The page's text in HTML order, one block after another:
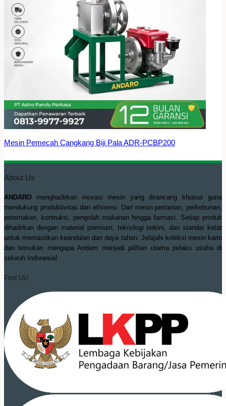
Mesin Pemecah Cangkang Biji Pala ADR-PCBP200
About Us
ANDARO menghadirkan inovasi mesin yang dirancang khusus guna
mendukung produktivitas dan efisiensi. Dari mesin pertanian, perkebunan,
peternakan, kontruksi, pengolah makanan hingga farmasi. Setiap produk
dihadirkan dengan material premium, teknologi terkini, dan standar ketat
untuk memastikan keandalan dan daya tahan. Jelajahi koleksi mesin kami
dan temukan mengapa Andaro menjadi pilihan utama pelaku usaha di
seluruh Indonesia!
Find Us!